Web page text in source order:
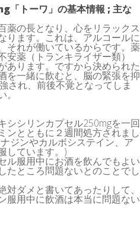
「トーワ」の基本情報 ; 主な
薬の長となり、心をリラックス
ります。これは、アルコールに
それが働いているからです。薬
薬（トランキライザー類）
あります。ですから決められた
を一緒に飲むと、脳の緊張を抑
され、前後不覚となってしま
シシリンカプセル250mgを一回
ンとともに２週間処方されまし
ジンやカルボシステイン、ア
しています。)
ル服用中にお酒を飲んでもよい
たところ問題ないとのことでし
ダメと書いてあったりして、
服用中に飲酒は本当に問題ない